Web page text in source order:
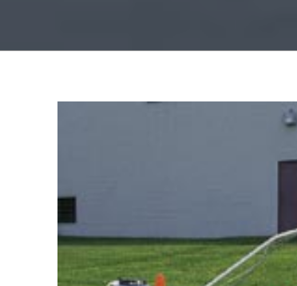
Débit canaux ouverts